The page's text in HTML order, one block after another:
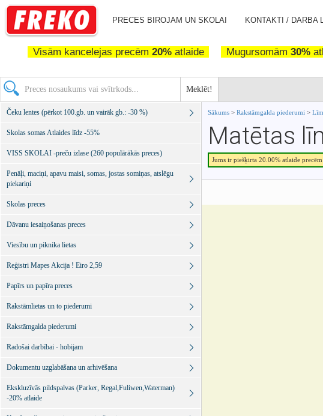
PRECES BIROJAM UN SKOLAI KONTAKTI / DARBA
Visām kancelejas precēm 20%atlaide Mugursomām 30%
Meklēt!
Sākums > Rakstāmgalda piederumi >
Matētas
Jums ir piešķirta 20.00% atlaide precēm
Čeku lentes (pērkot 100.gb. un vairāk gb.: -30 %)
Skolas somas Atlaides līdz -55%
VISS SKOLAI -preču izlase (260 populārākās preces)
Penāļi, maciņi, apavu maisi, somas, jostas somiņas, atslēgu
piekariņi
Skolas preces
Dāvanu iesaiņošanas preces
Viesību un piknika lietas
Reģistri Mapes Akcija ! Eiro 2,59
Papīrs un papīra preces
Rakstāmlietas un to piederumi
Rakstāmgalda piederumi
Radošai darbībai - hobijam
Dokumentu uzglabāšana un arhivēšana
Ekskluzīvās pildspalvas (Parker, Regal,Fuliwen,Waterman)
-20% atlaide